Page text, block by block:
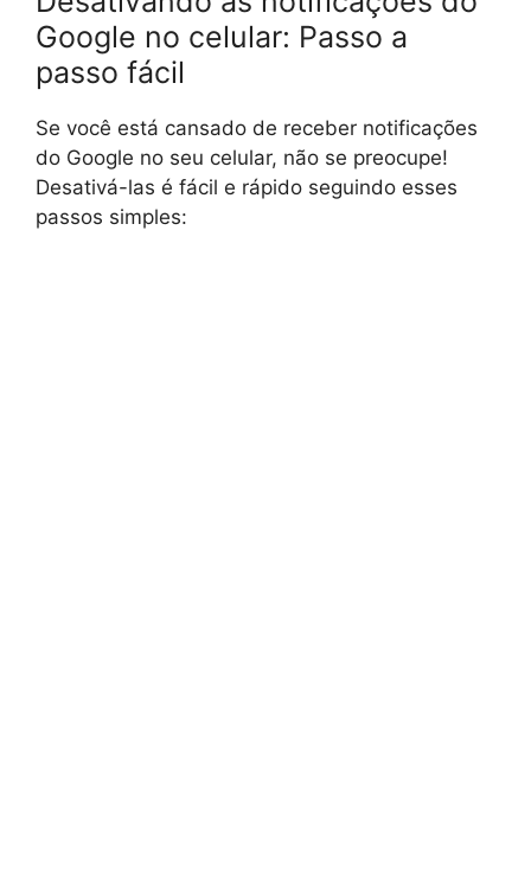
Google no celular: Passo a
passo fácil
Se você está cansado de receber notificações
do Google no seu celular, não se preocupe!
Desativá-las é fácil e rápido seguindo esses
passos simples: